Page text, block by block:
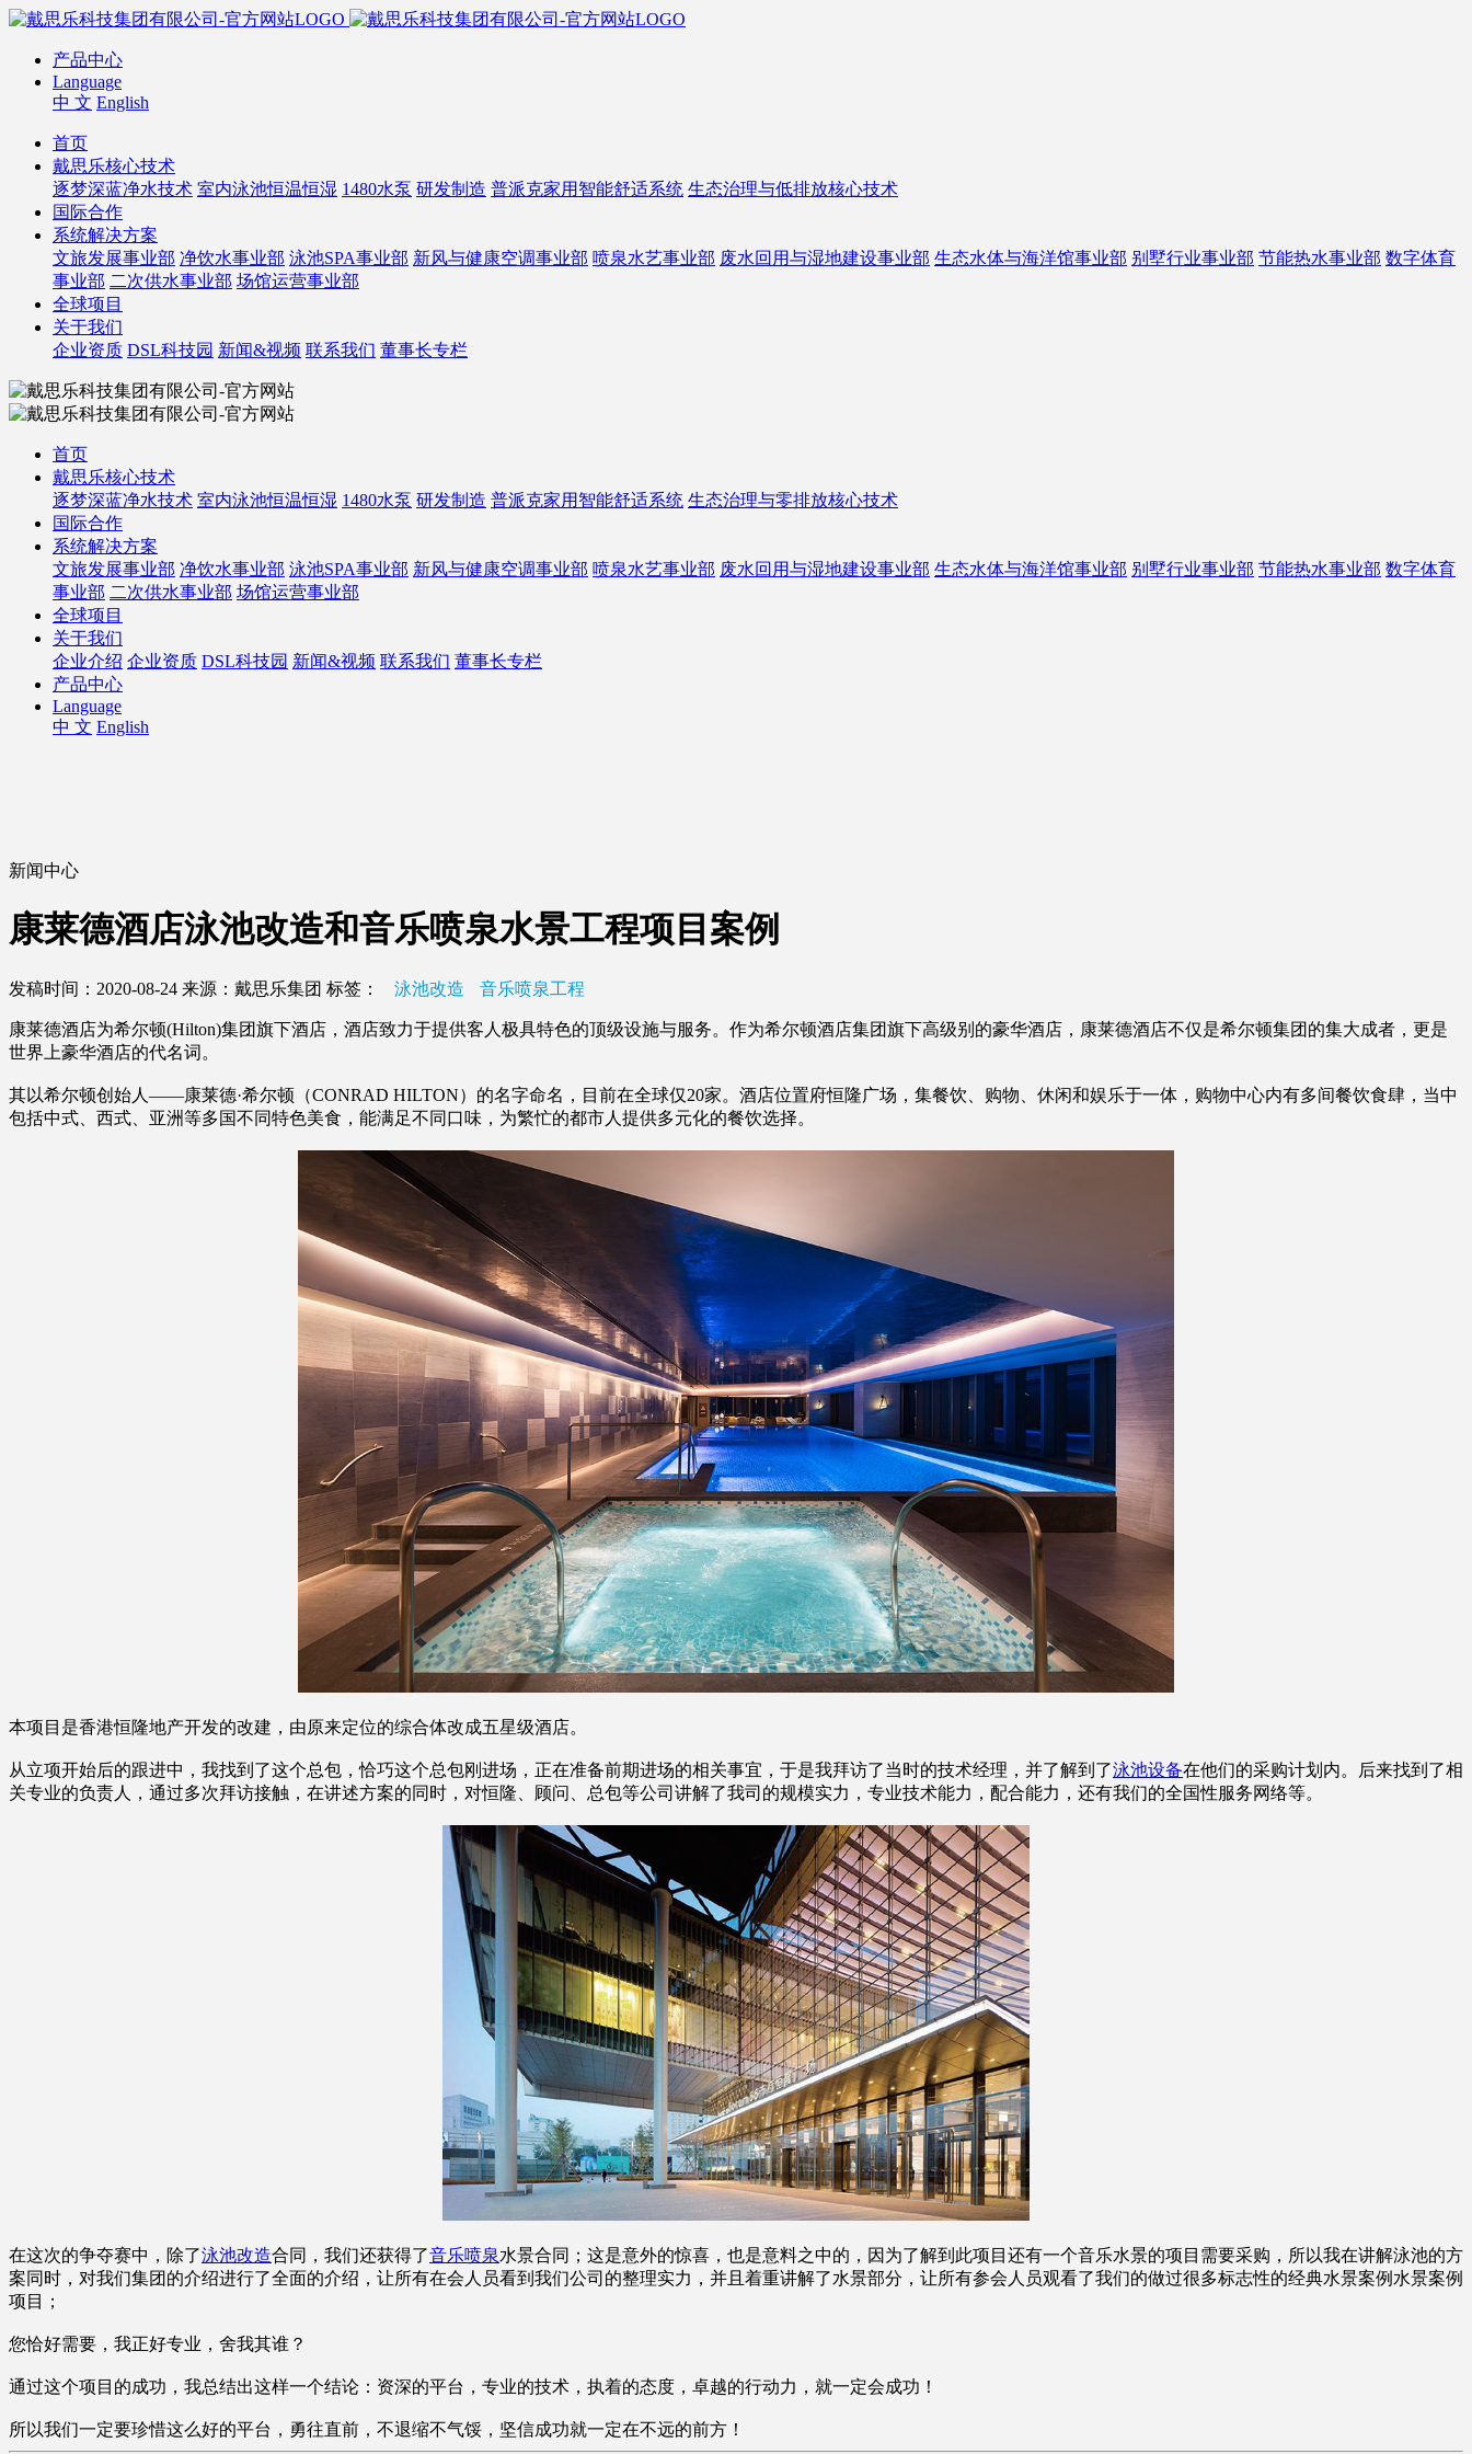
产品中心
Language
中 文 English
首页
戴思乐核心技术
逐梦深蓝净水技术 室内泳池恒温恒湿 1480水泵 研发制造 普派克家用智能舒适系统 生态治理与低排放核心技术
国际合作
系统解决方案
文旅发展事业部 净饮水事业部 泳池SPA事业部 新风与健康空调事业部 喷泉水艺事业部 废水回用与湿地建设事业部 生态水体与海洋馆事业部 别墅行业事业部 节能热水事业部 数字体育
事业部 二次供水事业部 场馆运营事业部
全球项目
关于我们
企业资质 DSL科技园 新闻&视频 联系我们 董事长专栏
首页
戴思乐核心技术
逐梦深蓝净水技术 室内泳池恒温恒湿 1480水泵 研发制造 普派克家用智能舒适系统 生态治理与零排放核心技术
国际合作
系统解决方案
文旅发展事业部 净饮水事业部 泳池SPA事业部 新风与健康空调事业部 喷泉水艺事业部 废水回用与湿地建设事业部 生态水体与海洋馆事业部 别墅行业事业部 节能热水事业部 数字体育
事业部 二次供水事业部 场馆运营事业部
全球项目
关于我们
企业介绍 企业资质 DSL科技园 新闻&视频 联系我们 董事长专栏
产品中心
Language
中 文 English
新闻中心
康莱德酒店泳池改造和音乐喷泉水景工程项目案例
发稿时间：2020-08-24 来源：戴思乐集团 标签： 泳池改造 音乐喷泉工程
康莱德酒店为希尔顿(Hilton)集团旗下酒店，酒店致力于提供客人极具特色的顶级设施与服务。作为希尔顿酒店集团旗下高级别的豪华酒店，康莱德酒店不仅是希尔顿集团的集大成者，更是
世界上豪华酒店的代名词。
其以希尔顿创始人——康莱德·希尔顿（CONRAD HILTON）的名字命名，目前在全球仅20家。酒店位置府恒隆广场，集餐饮、购物、休闲和娱乐于一体，购物中心内有多间餐饮食肆，当中
包括中式、西式、亚洲等多国不同特色美食，能满足不同口味，为繁忙的都市人提供多元化的餐饮选择。
本项目是香港恒隆地产开发的改建，由原来定位的综合体改成五星级酒店。
从立项开始后的跟进中，我找到了这个总包，恰巧这个总包刚进场，正在准备前期进场的相关事宜，于是我拜访了当时的技术经理，并了解到了泳池设备在他们的采购计划内。后来找到了相
关专业的负责人，通过多次拜访接触，在讲述方案的同时，对恒隆、顾问、总包等公司讲解了我司的规模实力，专业技术能力，配合能力，还有我们的全国性服务网络等。
在这次的争夺赛中，除了泳池改造合同，我们还获得了音乐喷泉水景合同；这是意外的惊喜，也是意料之中的，因为了解到此项目还有一个音乐水景的项目需要采购，所以我在讲解泳池的方
案同时，对我们集团的介绍进行了全面的介绍，让所有在会人员看到我们公司的整理实力，并且着重讲解了水景部分，让所有参会人员观看了我们的做过很多标志性的经典水景案例水景案例
项目；
您恰好需要，我正好专业，舍我其谁？
通过这个项目的成功，我总结出这样一个结论：资深的平台，专业的技术，执着的态度，卓越的行动力，就一定会成功！
所以我们一定要珍惜这么好的平台，勇往直前，不退缩不气馁，坚信成功就一定在不远的前方！